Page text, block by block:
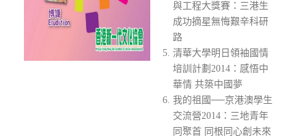
與工程大獎賽：三港生
成功摘星無悔艱辛科研
路
清華大學明日領袖國情
培訓計劃2014：感悟中
華情 共築中國夢
我的祖國──京港澳學生
交流營2014：三地青年
同聚首 同根同心創未來